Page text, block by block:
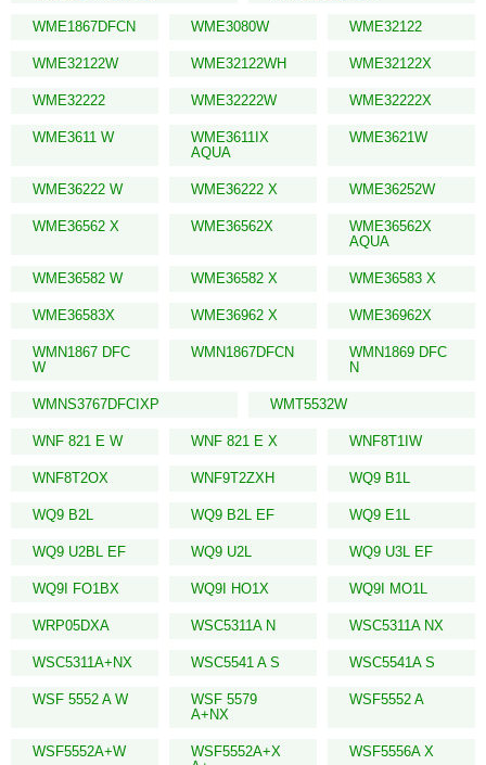
WME1867DFCN WME3080W WME32122
WME32122W WME32122WH WME32122X
WME32222 WME32222W WME32222X
WME3611 W
WME3611IX
AQUA
WME3621W
WME36222 W WME36222 X WME36252W
WME36562 X WME36562X
WME36562X
AQUA
WME36582 W WME36582 X WME36583 X
WME36583X WME36962 X WME36962X
WMN1867 DFC
W
WMN1867DFCN
WMN1869 DFC
N
WMNS3767DFCIXP WMT5532W
WNF 821 E W WNF 821 E X WNF8T1IW
WNF8T2OX WNF9T2ZXH WQ9 B1L
WQ9 B2L WQ9 B2L EF WQ9 E1L
WQ9 U2BL EF WQ9 U2L WQ9 U3L EF
WQ9I FO1BX WQ9I HO1X WQ9I MO1L
WRP05DXA WSC5311A N WSC5311A NX
WSC5311A+NX WSC5541 A S WSC5541A S
WSF 5552 A W
WSF 5579
A+NX
WSF5552 A
WSF5552A+W
WSF5552A+X
WSF5556A X